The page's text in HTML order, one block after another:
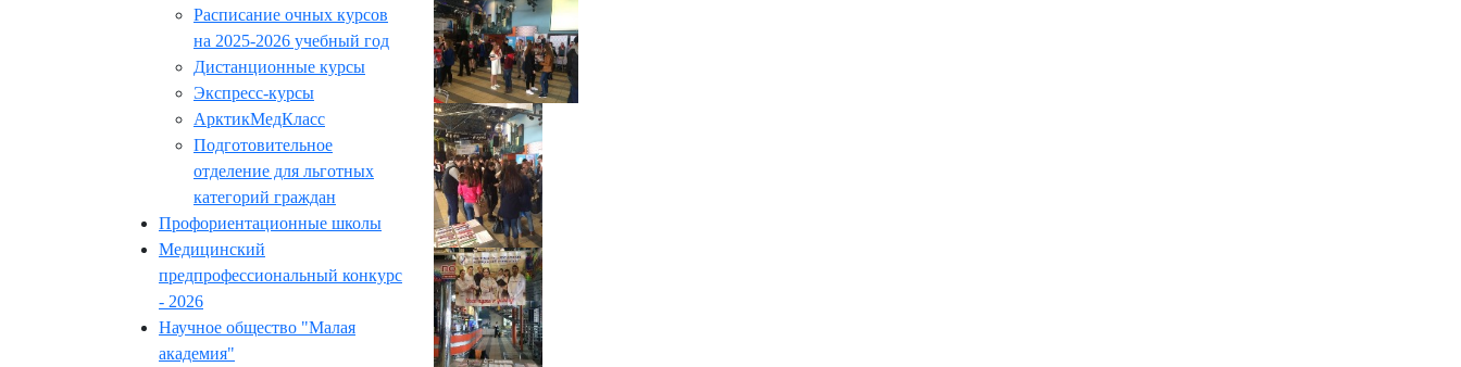
Расписание очных курсов
на 2025-2026 учебный год
Дистанционные курсы
Экспресс-курсы
АрктикМедКласс
Подготовительное
отделение для льготных
категорий граждан
Профориентационные школы
Медицинский
предпрофессиональный конкурс
- 2026
Научное общество "Малая
академия"